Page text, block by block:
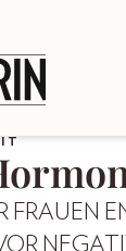
FRAUEN